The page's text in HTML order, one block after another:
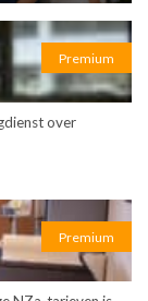
Premium
over
Premium